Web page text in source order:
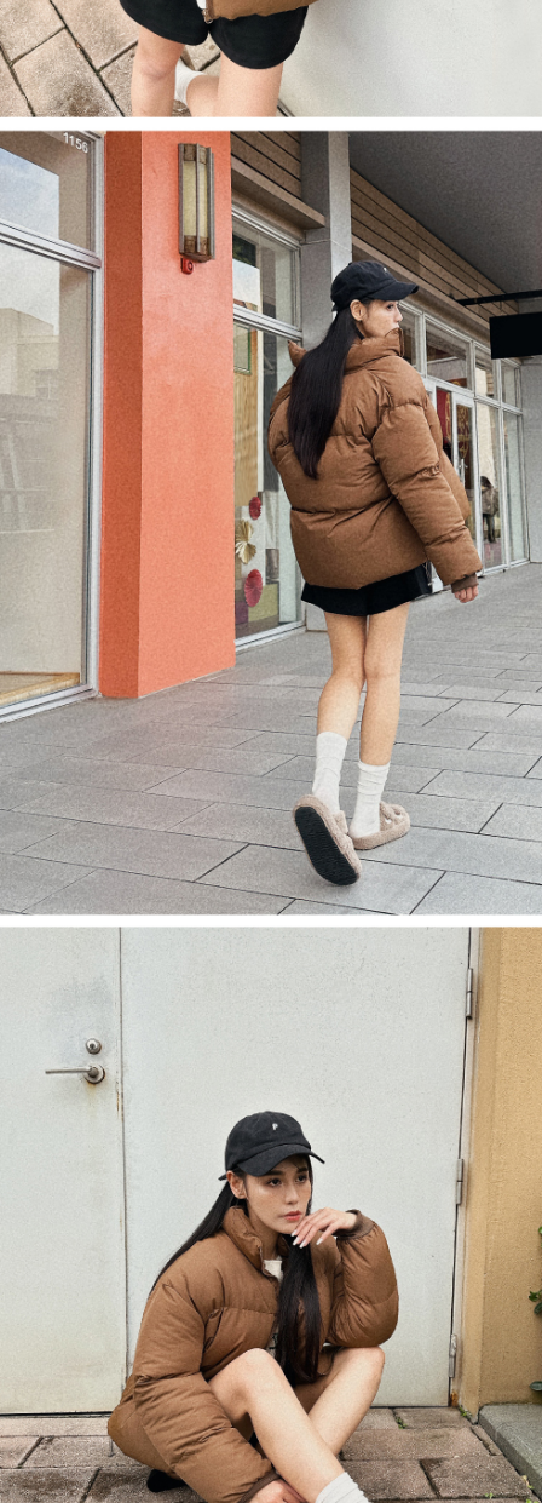
1. Perkhidmatan ini disediakan oleh Taiwan Mobile, pengguna telefon
mudah alih boleh segera menggunakan tanpa perlu memohon lagi.
(Hanya untuk nombor langganan peribadi, tidak terbuka untuk syarikat
dan kad prabayar)
2. Pilihan kaedah pembayaran "Pembayaran Ansuran Gogo", selepas
pesanan ditubuhkan, akan secara automatik dialihkan ke proses
transaksi Gogo, selepas pengesahan nombor telefon, pilih bilangan
ansuran yang diingini, tarikh akhir pembayaran, dan setelah
mengesahkan pembayaran, transaksi akan selesai.
3. Jumlah kelulusan sebenar, bilangan ansuran dan jumlah bayaran
adalah berdasarkan halaman pengesahan transaksi seterusnya.
4. Dalam masa 30 minit selepas pesanan ditubuhkan, jika tidak pergi
untuk mengesahkan transaksi atau jika tidak lulus semakan, pesanan
akan dibatalkan secara automatik. Jika terdapat situasi "pindah untuk
semakan khusus" yang tidak lulus, ini menunjukkan bahawa sistem
penilaian tidak mencukupi, tiada penjelasan mengenai kandungan
penilaian boleh diberikan.
【Penerangan Kaedah Pembayaran】
1. Pembayaran ansuran tidak digabungkan dalam bil telekomunikasi,
"Pembayaran Ansuran Gogo" akan menghantar SMS peringatan
pembayaran selepas tarikh penyelesaian bulanan.
2. Melalui pautan SMS untuk membuka bil, anda boleh memilih untuk
membayar melalui "Kod bar kedai serbaneka / Kedai rasmi Taiwan
Mobile / Pemindahan bank / Pembayaran J街口 / iPASS MONEY" dan
saluran lain.
1. Perkhidmatan ini disediakan oleh "Taiwan Mobile Co., Ltd." untuk
membolehkan pengguna membeli produk atau perkhidmatan melalui
perkhidmatan ini semasa transaksi, dan kedai akan menyerahkan hak
tuntutan harga jual/beli ansuran kepada syarikat ini untuk membayar bil
menggunakan bil syarikat ini.
2. Berdasarkan tujuan kontrak persetujuan pembayaran menggunakan
"Pembayaran Ansuran Gogo", kedai akan memberikan maklumat peribadi
anda (termasuk nama, telefon atau alamat) kepada Taiwan Mobile untuk
pengumpulan, pemprosesan dan penggunaan, untuk pengesahan,
semakan dan pembetulan data yang diperlukan untuk bil ansuran oleh
Taiwan Mobile.
3. Sila baca syarat perkhidmatan pengguna secara lengkap melalui
pautan berikut: https://oppay.tw/userRule
Sila hubungi NP Taiwan Inc. dics_tw@netprotections.co.jp
mempunyai sebarang kebimbangan mengenai pemprosesan dan
penggunaan pada data peribadi. Jika anda tidak bersetuju dengan data
peribadi yang disenaraikan seperti di atas akan dikumpul dan digunakan
oleh AFTEE, sila jangan gunakan perkhidmatan ini.